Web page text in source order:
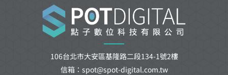
106台北市大安區基隆路二段134-1號2樓
信箱：spot@spot-digital.com.tw